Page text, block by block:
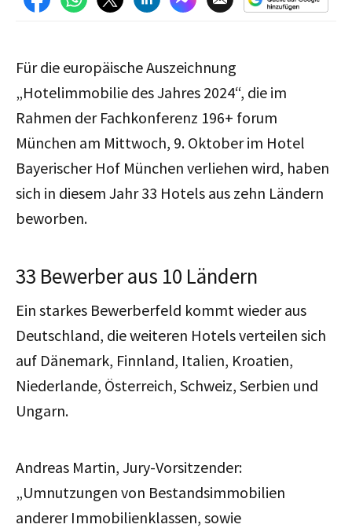
Für die europäische Auszeichnung
„Hotelimmobilie des Jahres 2024“, die im
Rahmen der Fachkonferenz 196+ forum
München am Mittwoch, 9. Oktober im Hotel
Bayerischer Hof München verliehen wird, haben
sich in diesem Jahr 33 Hotels aus zehn Ländern
beworben.
33 Bewerber aus 10 Ländern
Ein starkes Bewerberfeld kommt wieder aus
Deutschland, die weiteren Hotels verteilen sich
auf Dänemark, Finnland, Italien, Kroatien,
Niederlande, Österreich, Schweiz, Serbien und
Ungarn.
Andreas Martin, Jury-Vorsitzender:
„Umnutzungen von Bestandsimmobilien
anderer Immobilienklassen, sowie